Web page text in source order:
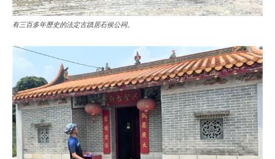
有三百多年歷史的法定古蹟居石侯公祠。